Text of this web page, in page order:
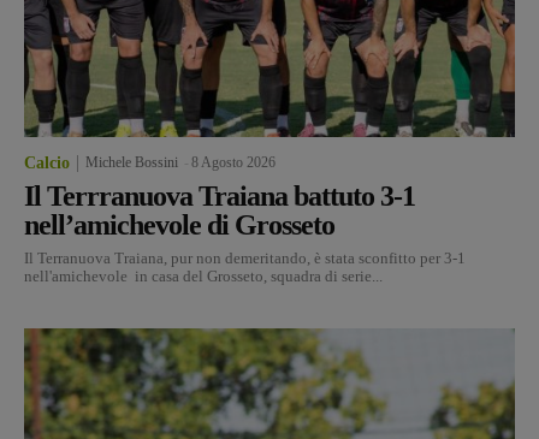
Calcio Michele Bossini 8 Agosto 2026
Il Terrranuova Traiana battuto 3-1
nell’amichevole di Grosseto
Il Terranuova Traiana, pur non demeritando, è stata sconfitto per 3-1
nell'amichevole in casa del Grosseto, squadra di serie...